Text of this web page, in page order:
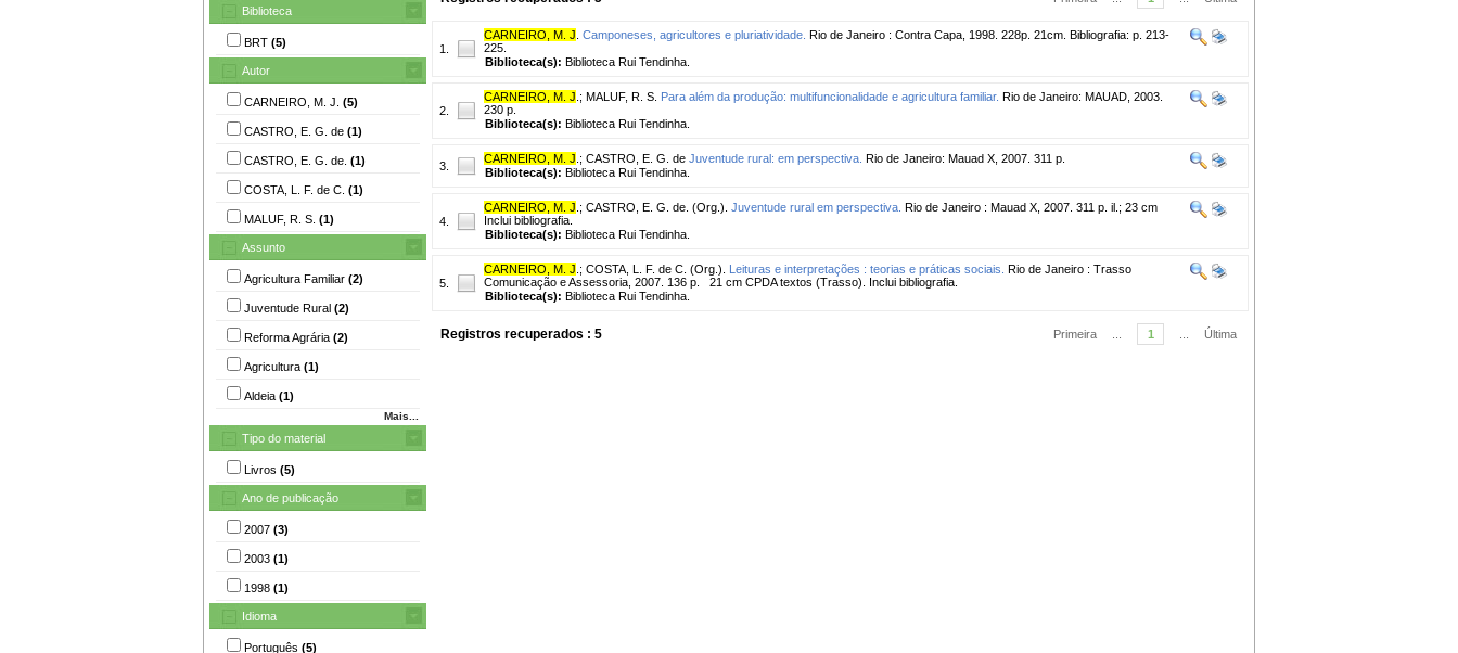
Biblioteca
BRT (5)
Autor
CARNEIRO, M. J. (5)
CASTRO, E. G. de (1)
CASTRO, E. G. de. (1)
COSTA, L. F. de C. (1)
MALUF, R. S. (1)
Assunto
Agricultura Familiar (2)
Juventude Rural (2)
Reforma Agrária (2)
Agricultura (1)
Aldeia (1)
Mais...
Tipo do material
Livros (5)
Ano de publicação
2007 (3)
2003 (1)
1998 (1)
Idioma
Português (5)
1.
CARNEIRO, M. J Camponeses, agricultores e pluriatividade. Rio de Janeiro : Contra Capa, 1998. 228p. 21cm. Bibliografia: p. 213-
225.
Biblioteca(s): Biblioteca Rui Tendinha.
2.
CARNEIRO, M. J ; MALUF, R. S. Para além da produção: multifuncionalidade e agricultura familiar. Rio de Janeiro: MAUAD, 2003.
230 p.
Biblioteca(s): Biblioteca Rui Tendinha.
3.
CARNEIRO, M. J ; CASTRO, E. G. de Juventude rural: em perspectiva. Rio de Janeiro: Mauad X, 2007. 311 p.
Biblioteca(s): Biblioteca Rui Tendinha.
4.
CARNEIRO, M. J ; CASTRO, E. G. de. (Org.). Juventude rural em perspectiva. Rio de Janeiro : Mauad X, 2007. 311 p. il.; 23 cm
Inclui bibliografia.
Biblioteca(s): Biblioteca Rui Tendinha.
5.
CARNEIRO, M. J ; COSTA, L. F. de C. (Org.). Leituras e interpretações : teorias e práticas sociais. Rio de Janeiro : Trasso
Comunicação e Assessoria, 2007. 136 p. 21 cm CPDA textos (Trasso). Inclui bibliografia.
Biblioteca(s): Biblioteca Rui Tendinha.
Registros recuperados : 5 Primeira 1 Última